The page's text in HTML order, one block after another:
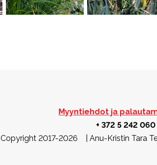
Myyntiehdot ja
+ 372 5 242 060
Copyright 2017-2026 | Anu-Kristin Tara